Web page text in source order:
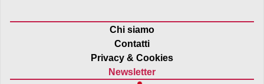
Chi siamo
Contatti
Privacy & Cookies
Newsletter